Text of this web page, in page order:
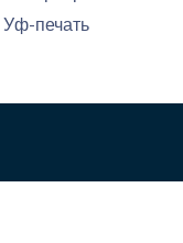
Уф-печать